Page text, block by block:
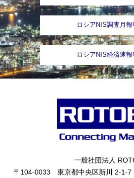
ロシアNIS調査月報
ロシアNIS経済速報
一般社団法人
〒104-0033 東京都中央区新川 2-1-